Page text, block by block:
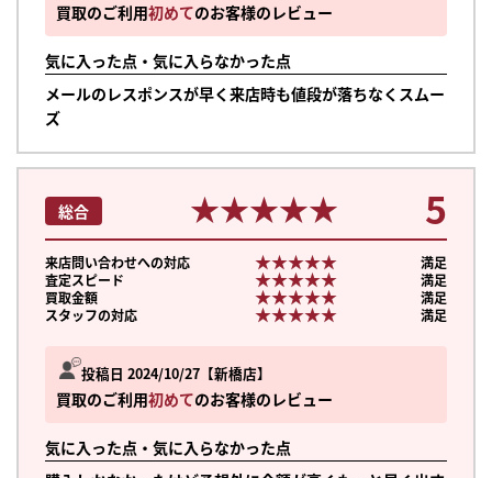
買取のご利用初めてのお客様のレビュー
気に入った点・気に入らなかった点
メールのレスポンスが早く来店時も値段が落ちなくスムー
ズ
投稿日 2024/10/27 新橋店
買取のご利用初めてのお客様のレビュー
気に入った点・気に入らなかった点
総合 ★★★★★
★★★★★ 5
来店問い合わせへの対応 ★★★★★
★★★★★
満足
査定スピード
★★★★★
★★★★★
満足
買取金額
★★★★★
★★★★★
満足
スタッフの対応
★★★★★
★★★★★ 満足